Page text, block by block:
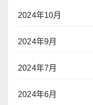
2024年10月
2024年9月
2024年7月
2024年6月